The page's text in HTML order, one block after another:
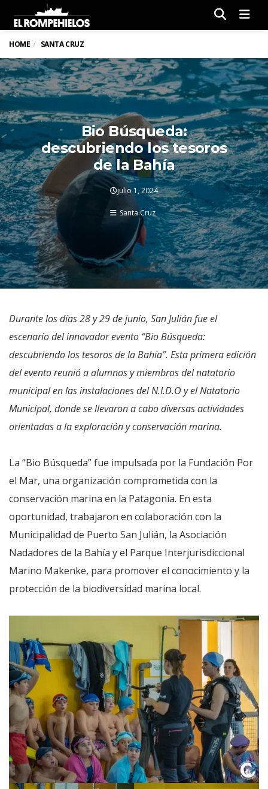
HOME SANTA CRUZ
Bio Búsqueda:
descubriendo los tesoros
de la Bahía
julio 1, 2024
Santa Cruz
Durante los días 28 y 29 de junio, San Julián fue el
escenario del innovador evento “Bio Búsqueda:
descubriendo los tesoros de la Bahía”. Esta primera edición
del evento reunió a alumnos y miembros del natatorio
municipal en las instalaciones del N.I.D.O y el Natatorio
Municipal, donde se llevaron a cabo diversas actividades
orientadas a la exploración y conservación marina.
La “Bio Búsqueda” fue impulsada por la Fundación Por
el Mar, una organización comprometida con la
conservación marina en la Patagonia. En esta
oportunidad, trabajaron en colaboración con la
Municipalidad de Puerto San Julián, la Asociación
Nadadores de la Bahía y el Parque Interjurisdiccional
Marino Makenke, para promover el conocimiento y la
protección de la biodiversidad marina local.